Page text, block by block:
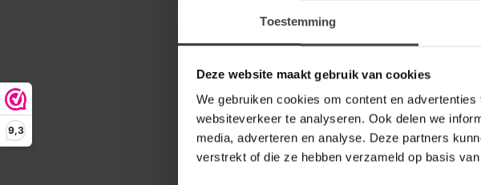
Toestemming
Deze website maakt gebruik van cookies
We gebruiken cookies om content en
websiteverkeer te analyseren. Ook delen we
media, adverteren en analyse. Deze partners
verstrekt of die ze hebben verzameld op basis
9,3